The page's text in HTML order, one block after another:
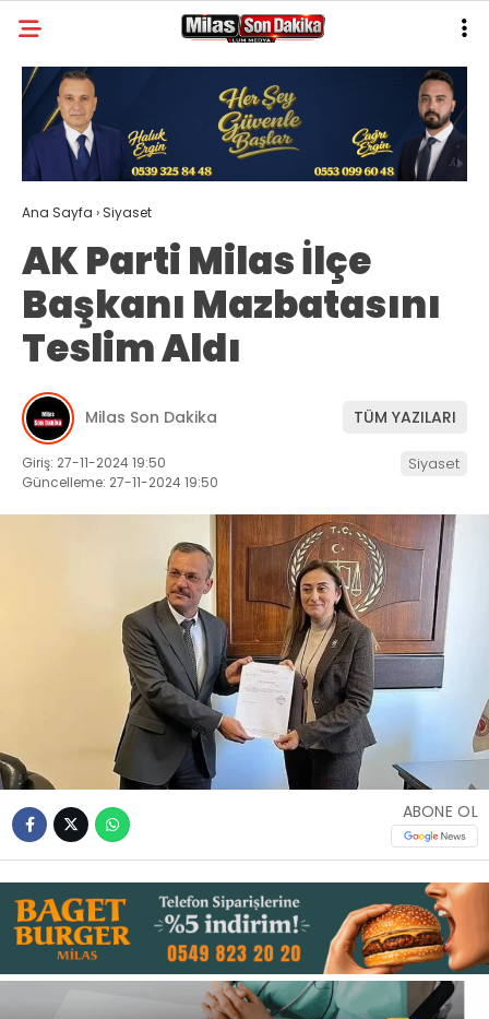
WhatsApp
İhbar Hattı
Instagram
Youtube
19.8
GALERİ YAZARLAR
MILAS
MUĞLA’DAN
ASAYIŞ
GÜNDEM
EKONOMI
SPOR
VEFAT
GENEL
Ana Sayfa › Siyaset
AK Parti Milas İlçe
Başkanı Mazbatasını
Teslim Aldı
Milas Son Dakika TÜM YAZILARI
Giriş: 27-11-2024 19:50
Güncelleme: 27-11-2024 19:50
Siyaset
ABONE OL